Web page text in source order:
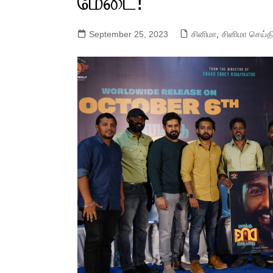
September 25, 2023 சினிமா சினிமா